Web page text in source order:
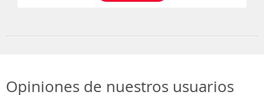
Opiniones de nuestros usuarios